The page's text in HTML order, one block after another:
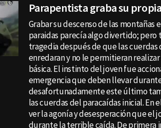
Parapentista graba su
Grabar su descenso de las montañas
paraidas parecía algo divertido;
tragedia después de que las cuerdas
enredaran y no le permitieran
básica. El instinto del joven fue
emergencia que deben llevar
desafortunadamente este último
las cuerdas del paracaídas inicial. En
ver la agonía y desesperación que el
durante la terrible caída. De primera